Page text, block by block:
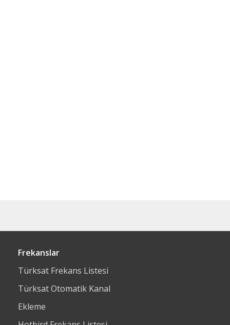
Frekanslar
Türksat Frekans Listesi
Türksat Otomatik Kanal
Ekleme